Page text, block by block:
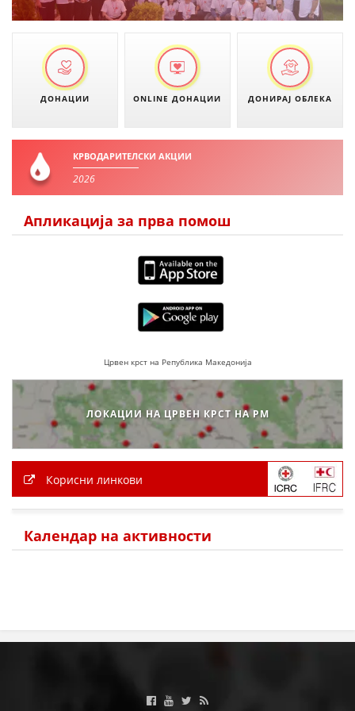
ПРИРАЧНИЦИ
СТРАТЕГИИ
ЕДУКАТИВНО ИНФОРМАТИВНИ МАТЕРИЈАЛИ
ДОНАЦИИ ONLINE ДОНАЦИИ ДОНИРАЈ ОБЛЕКА
КРВОДАРИТЕЛСКИ АКЦИИ
2026
Апликација за прва помош
Црвен крст на Република Македонија
ЛОКАЦИИ НА ЦРВЕН КРСТ НА РМ
Корисни линкови
Календар на активности